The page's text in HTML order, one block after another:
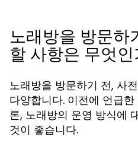
노래방을 방문하
할 사항은 무엇
노래방을 방문하기 전, 사
다양합니다. 이전에 언급
론, 노래방의 운영 방식에
것이 좋습니다.